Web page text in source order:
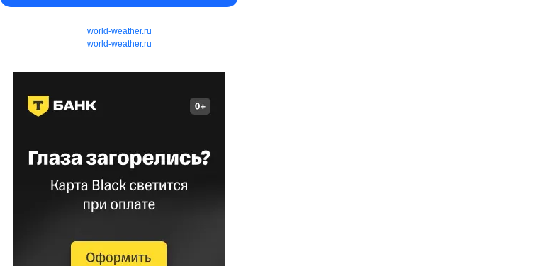
world-weather.ru
world-weather.ru